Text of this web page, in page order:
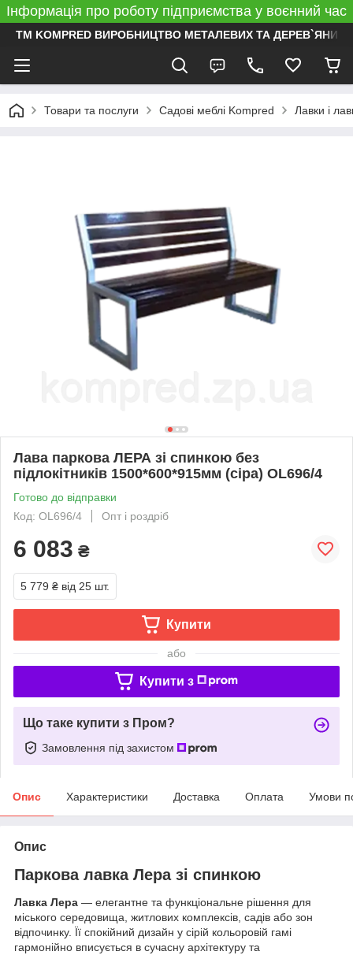
Інформація про роботу підприємства у воєнний час
ТМ KOMPRED ВИРОБНИЦТВО МЕТАЛЕВИХ ТА ДЕРЕВ`ЯНИХ
Товари та послуги Садові меблі Kompred Лавки і
Лава паркова ЛЕРА зі спинкою без
підлокітників 1500*600*915мм (сіра) OL696/4
Готово до відправки
Код: OL696/4
Опт і роздріб
6 083 ₴
5 779 ₴ від 25 шт.
Купити
або
Купити з
Що таке купити з Пром?
Замовлення під захистом
Опис Характеристики Доставка Оплата Умови
Опис
Паркова лавка Лера зі спинкою
Лавка Лера — елегантне та функціональне рішення для
міського середовища, житлових комплексів, садів або зон
відпочинку. Її спокійний дизайн у сірій кольоровій гамі
гармонійно вписується в сучасну архітектуру та